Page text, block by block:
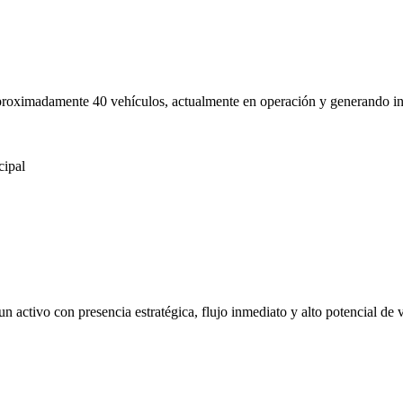
40 vehículos, actualmente en operación y generando
activo con presencia estratégica, flujo inmediato y alto potencial